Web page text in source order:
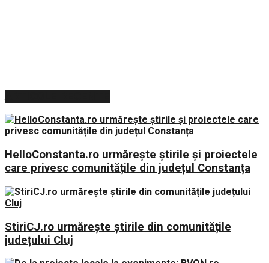
HelloConstanta.ro urmărește știrile și proiectele
care privesc comunitățile din județul Constanța
StiriCJ.ro urmărește știrile din comunitățile
județului Cluj